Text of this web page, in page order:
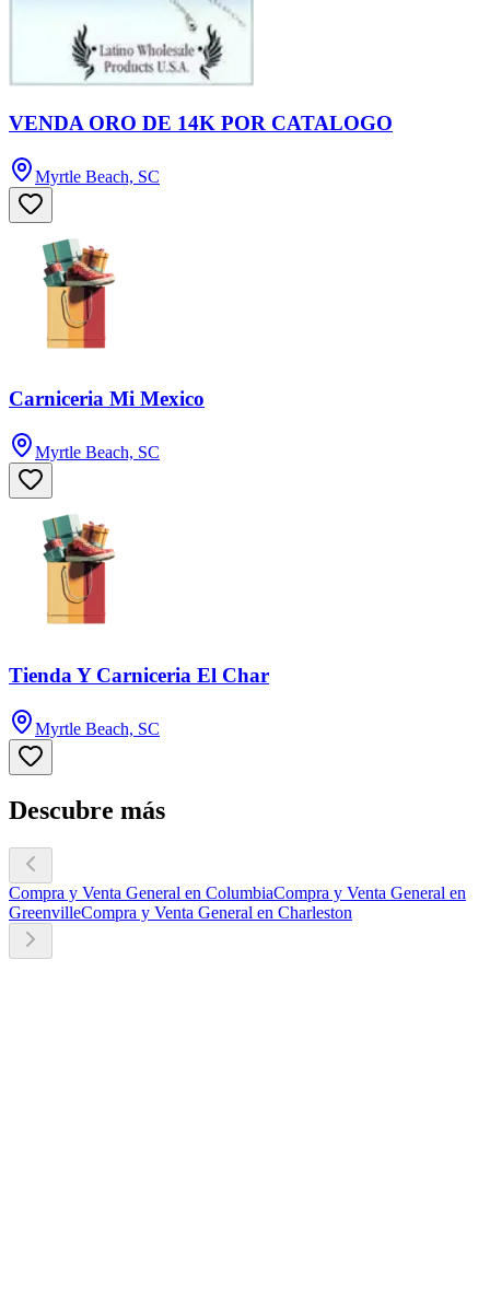
VENDA ORO DE 14K POR CATALOGO
Myrtle Beach, SC
Carniceria Mi Mexico
Myrtle Beach, SC
Tienda Y Carniceria El Char
Myrtle Beach, SC
Descubre más
Compra y Venta General en ColumbiaCompra y Venta General en
GreenvilleCompra y Venta General en Charleston